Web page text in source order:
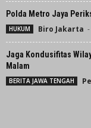
Polda Metro Jaya
HUKUM Biro Jakarta -
Jaga Kondusifitas
Malam
BERITA JAWA TENGAH